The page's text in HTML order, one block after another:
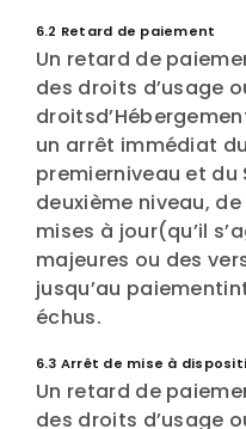
6.2 Retard de paiement
Un retard de
des droits d’usage
un arrêt immédiat
premierniveau et du
deuxième niveau,
mises à jour(qu’il
majeures ou des
jusqu’au
échus.
6.3 Arrêt de mise à
Un retard de
des droits d’usage